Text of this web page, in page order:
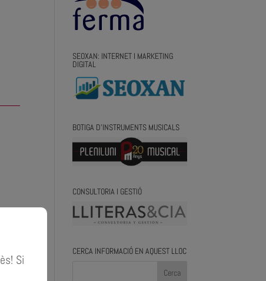
Si
SEOXAN: INTERNET I MARKETING
DIGITAL
BOTIGA D’INSTRUMENTS MUSICALS
CONSULTORIA I GESTIÓ
CERCA INFORMACIÓ EN AQUEST LLOC